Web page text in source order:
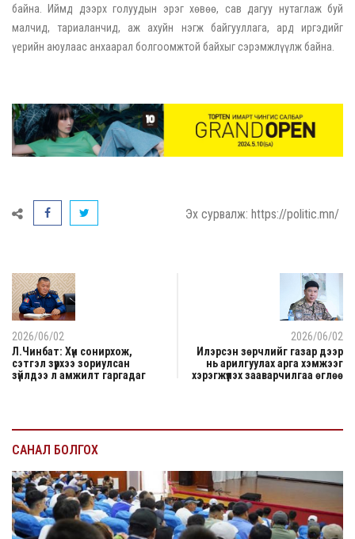
байна. Иймд дээрх голуудын эрэг хөвөө, сав дагуу нутаглаж буй
малчид, тариаланчид, аж ахуйн нэгж байгууллага, ард иргэдийг
үерийн аюулаас анхаарал болгоомжтой байхыг сэрэмжлүүлж байна.
Эх сурвалж: https://politic.mn/
2026/06/02
Л.Чинбат: Хүн сонирхож,
сэтгэл зүрхээ зориулсан
зүйлдээ л амжилт гаргадаг
2026/06/02
Илэрсэн зөрчлийг газар дээр
нь арилгуулах арга хэмжээг
хэрэгжүүлэх зааварчилгаа өглөө
САНАЛ БОЛГОХ